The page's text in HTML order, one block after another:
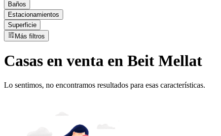
Baños
Estacionamientos
Superficie
Más filtros
Casas en venta en Beit Mellat
Lo sentimos, no encontramos resultados para esas características.